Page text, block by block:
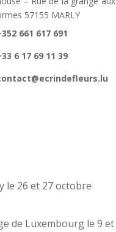
57155 MARLY
661 617 691
6 17 69 11 39
le 26 et 27 octobre
de Luxembourg le 9 et